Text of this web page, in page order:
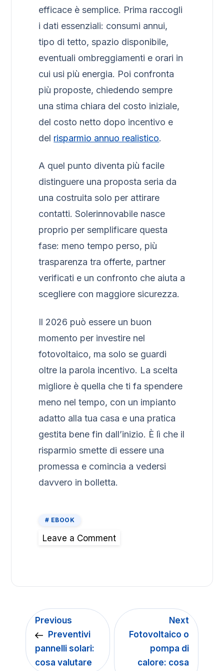
efficace è semplice. Prima raccogli
i dati essenziali: consumi annui,
tipo di tetto, spazio disponibile,
eventuali ombreggiamenti e orari in
cui usi più energia. Poi confronta
più proposte, chiedendo sempre
una stima chiara del costo iniziale,
del costo netto dopo incentivo e
del risparmio annuo realistico.
A quel punto diventa più facile
distinguere una proposta seria da
una costruita solo per attirare
contatti. Solerinnovabile nasce
proprio per semplificare questa
fase: meno tempo perso, più
trasparenza tra offerte, partner
verificati e un confronto che aiuta a
scegliere con maggiore sicurezza.
Il 2026 può essere un buon
momento per investire nel
fotovoltaico, ma solo se guardi
oltre la parola incentivo. La scelta
migliore è quella che ti fa spendere
meno nel tempo, con un impianto
adatto alla tua casa e una pratica
gestita bene fin dall’inizio. È lì che il
risparmio smette di essere una
promessa e comincia a vedersi
davvero in bolletta.
EBOOK
Leave a Comment
Previous
Preventivi
pannelli solari:
cosa valutare
Next
Fotovoltaico o
pompa di
calore: cosa